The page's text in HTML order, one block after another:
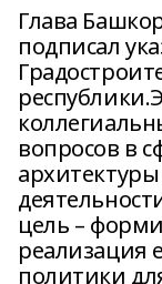
Глава
подписал
вопросов в
цель –
реализация
политики